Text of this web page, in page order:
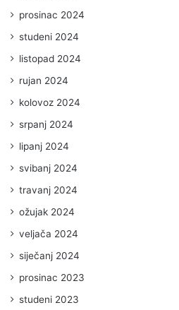
prosinac 2024
studeni 2024
listopad 2024
rujan 2024
kolovoz 2024
srpanj 2024
lipanj 2024
svibanj 2024
travanj 2024
ožujak 2024
veljača 2024
siječanj 2024
prosinac 2023
studeni 2023